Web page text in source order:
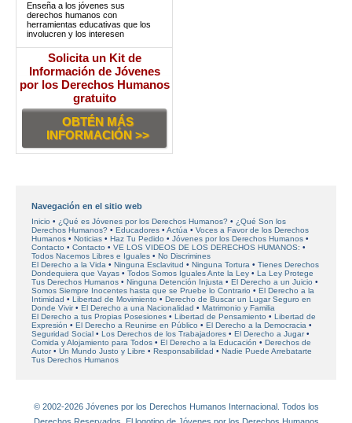
Enseña a los jóvenes sus
derechos humanos con
herramientas educativas que los
involucren y los interesen
Solicita un Kit de
Información de Jóvenes
por los Derechos Humanos
gratuito
OBTÉN MÁS
INFORMACIÓN >>
Navegación en el sitio web
Inicio ¿Qué es Jóvenes por los Derechos Humanos?
¿Qué Son los
Derechos Humanos?
Educadores Actúa
Voces a Favor de los Derechos
Humanos
Noticias Haz Tu Pedido
Jóvenes por los Derechos Humanos
Contacto
Contacto
VE LOS VIDEOS DE LOS DERECHOS HUMANOS:
Todos Nacemos Libres e Iguales
No Discrimines
El Derecho a la Vida
Ninguna Esclavitud Ninguna Tortura
Tienes Derechos
Dondequiera que Vayas
Todos Somos Iguales Ante la Ley
La Ley Protege
Tus Derechos Humanos
Ninguna Detención Injusta
El Derecho a un Juicio
Somos Siempre Inocentes hasta que se Pruebe lo Contrario
El Derecho a la
Intimidad
Libertad de Movimiento
Derecho de Buscar un Lugar Seguro en
Donde Vivir
El Derecho a una Nacionalidad
Matrimonio y Familia
El Derecho a tus Propias Posesiones
Libertad de Pensamiento
Libertad de
Expresión
El Derecho a Reunirse en Público
El Derecho a la Democracia
Seguridad Social
Los Derechos de los Trabajadores
El Derecho a Jugar
Comida y Alojamiento para Todos
El Derecho a la Educación
Derechos de
Autor
Un Mundo Justo y Libre Responsabilidad
Nadie Puede Arrebatarte
Tus Derechos Humanos
© 2002-2026 Jóvenes por los Derechos Humanos Internacional. Todos los